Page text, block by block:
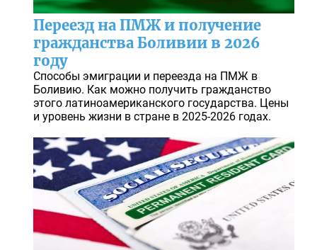
Переезд на ПМЖ и получение
гражданства Боливии в 2026
году
Способы эмиграции и переезда на ПМЖ в
Боливию. Как можно получить гражданство
этого латиноамериканского государства. Цены
и уровень жизни в стране в 2025-2026 годах.